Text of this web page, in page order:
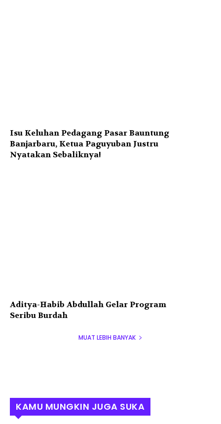
Isu Keluhan Pedagang Pasar Bauntung
Banjarbaru, Ketua Paguyuban Justru
Nyatakan Sebaliknya!
Aditya-Habib Abdullah Gelar Program
Seribu Burdah
MUAT LEBIH BANYAK
KAMU MUNGKIN JUGA SUKA